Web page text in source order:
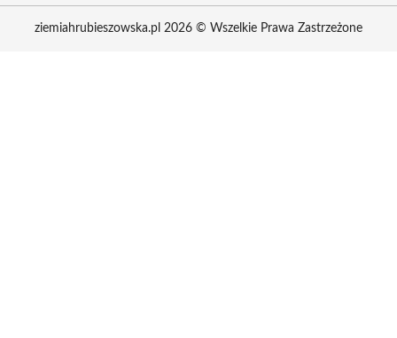
ziemiahrubieszowska.pl 2026 © Wszelkie Prawa Zastrzeżone